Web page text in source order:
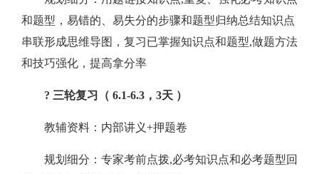
和题型，易错的、易失分的步骤和题型归纳总结知识点
串联形成思维导图，复习已掌握知识点和题型,做题方法
和技巧强化，提高拿分率
? 三轮复习（ 6.1-6.3，3天 ）
教辅资料：内部讲义+押题卷
规划细分：专家考前点拨,必考知识点和必考题型回